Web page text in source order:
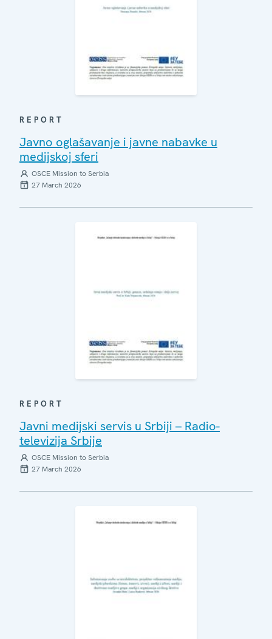
REPORT
Javno oglašavanje i javne nabavke u
medijskoj sferi
OSCE Mission to Serbia
27 March 2026
REPORT
Javni medijski servis u Srbiji – Radio-
televizija Srbije
OSCE Mission to Serbia
27 March 2026